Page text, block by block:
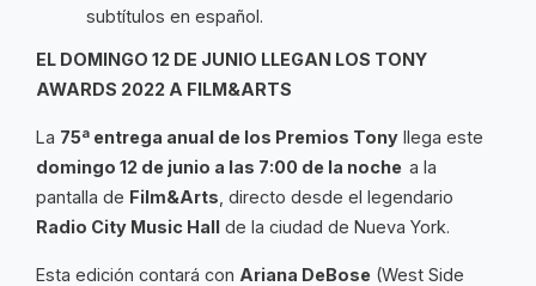
subtítulos en español.
EL DOMINGO 12 DE JUNIO LLEGAN LOS TONY
AWARDS 2022 A FILM&ARTS
La 75ª entrega anual de los Premios Tony llega este
domingo 12 de junio a las 7:00 de la noche a la
pantalla de Film&Arts , directo desde el legendario
Radio City Music Hall de la ciudad de Nueva York.
Esta edición contará con Ariana DeBose (West Side